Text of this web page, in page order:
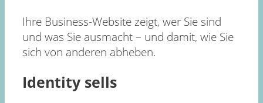
Ihre Business-Website zeigt, wer Sie sind
und was Sie ausmacht – und damit, wie Sie
sich von anderen abheben.
Identity sells